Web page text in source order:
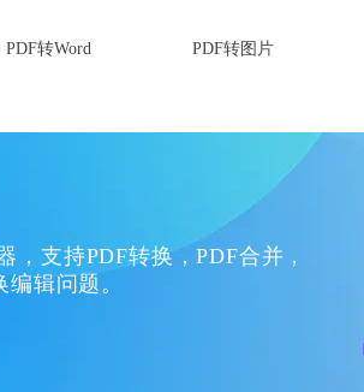
PDF转Word PDF转图片
，支持PDF转换，PDF合并，
辑问题。